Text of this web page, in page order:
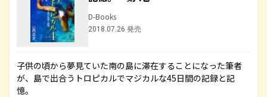
D-Books
2018.07.26 発売
子供の頃から夢見ていた南の島に滞在することになった筆者
が、島で出合うトロピカルでマジカルな45日間の記録と記
憶。